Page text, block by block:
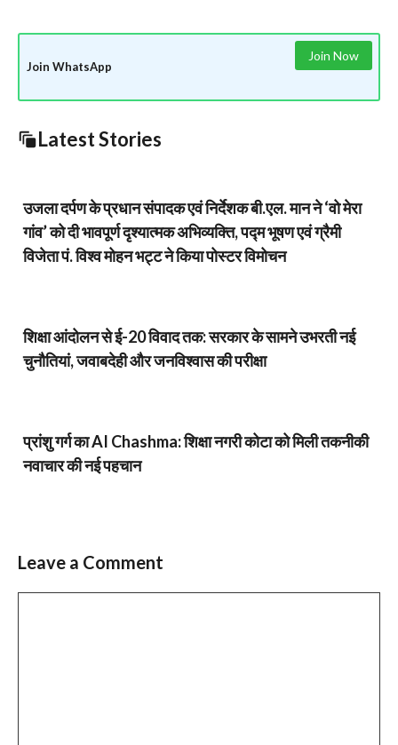
Join WhatsApp
Join Now
Latest Stories
उजला दर्पण के प्रधान संपादक एवं निर्देशक बी.एल. मान ने ‘वो मेरा
गांव’ को दी भावपूर्ण दृश्यात्मक अभिव्यक्ति, पद्म भूषण एवं ग्रैमी
विजेता पं. विश्व मोहन भट्ट ने किया पोस्टर विमोचन
शिक्षा आंदोलन से ई-20 विवाद तक: सरकार के सामने उभरती नई
चुनौतियां, जवाबदेही और जनविश्वास की परीक्षा
प्रांशु गर्ग का AI Chashma: शिक्षा नगरी कोटा को मिली तकनीकी
नवाचार की नई पहचान
Leave a Comment